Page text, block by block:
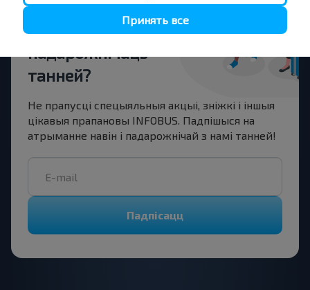
Жадаеце
падарожнічаць
танней?
Не прапусці спецыяльныя акцыі, зніжкі і іншыя
цікавыя прапановы INFOBUS. Падпішыся на
атрыманне навін і падарожнічай з намі танней!
Падпісацц
Принять все